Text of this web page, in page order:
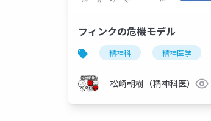
フィンクの危機モデル
精神科 精神医学
松崎朝樹（精神科医）